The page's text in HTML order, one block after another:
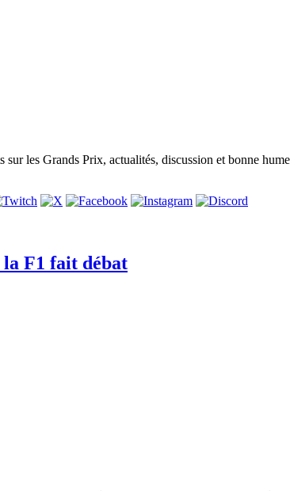
les Grands Prix, actualités, discussion et bonne
la F1 fait débat